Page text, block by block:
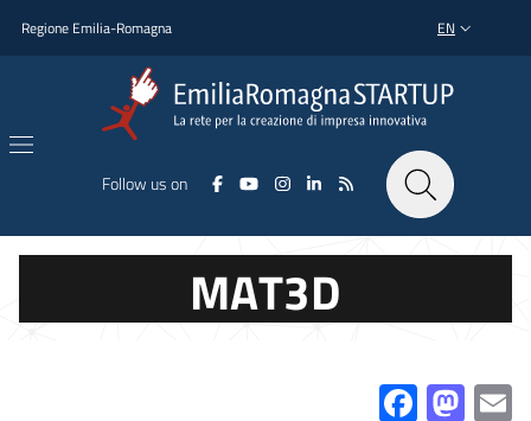
Regione Emilia-Romagna LANGUAGE
EN
Follow us on
MAT3D